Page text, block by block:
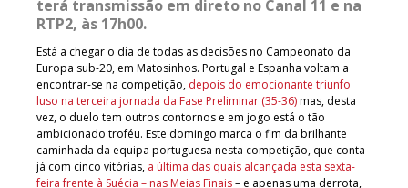
terá transmissão em direto no Canal 11 e na
RTP2, às 17h00.
Está a chegar o dia de todas as decisões no Campeonato da
Europa sub-20, em Matosinhos. Portugal e Espanha voltam a
encontrar-se na competição, depois do emocionante triunfo
luso na terceira jornada da Fase Preliminar (35-36)mas, desta
vez, o duelo tem outros contornos e em jogo está o tão
ambicionado troféu. Este domingo marca o fim da brilhante
caminhada da equipa portuguesa nesta competição, que conta
já com cinco vitórias, a última das quais alcançada esta sexta-
feira frente à Suécia – nas Meias Finais– e apenas uma derrota,